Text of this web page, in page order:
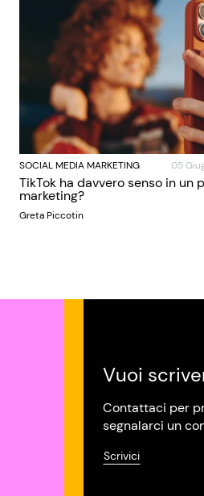
SOCIAL MEDIA MARKETING 05
TikTok ha davvero senso in un
marketing?
Greta Piccotin
Vuoi
Contattaci per
segnalarci un
Scrivici